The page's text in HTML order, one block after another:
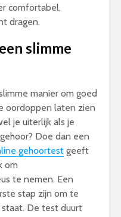
comfortabel,
dragen.
slimme
manier om goed
oordoppen laten zien
je uiterlijk als je
Doe dan een
gehoortest geeft
om
te nemen. Een
stap zijn om te
De test duurt